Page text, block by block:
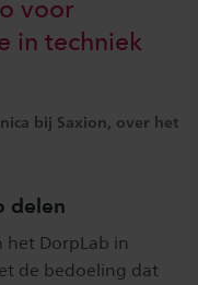
voor
in techniek
bij Saxion, over het
delen
het DorpLab in
de bedoeling dat